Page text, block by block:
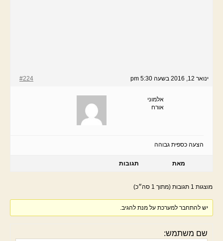
ינואר 12, 2016 בשעה 5:30 pm #224
אלמוני
אורח
הצעה כספית גבוהה
מאת תגובות
מוצגות 1 תגובות (מתוך 1 סה״כ)
יש להתחבר למערכת על מנת להגיב.
שם משתמש: